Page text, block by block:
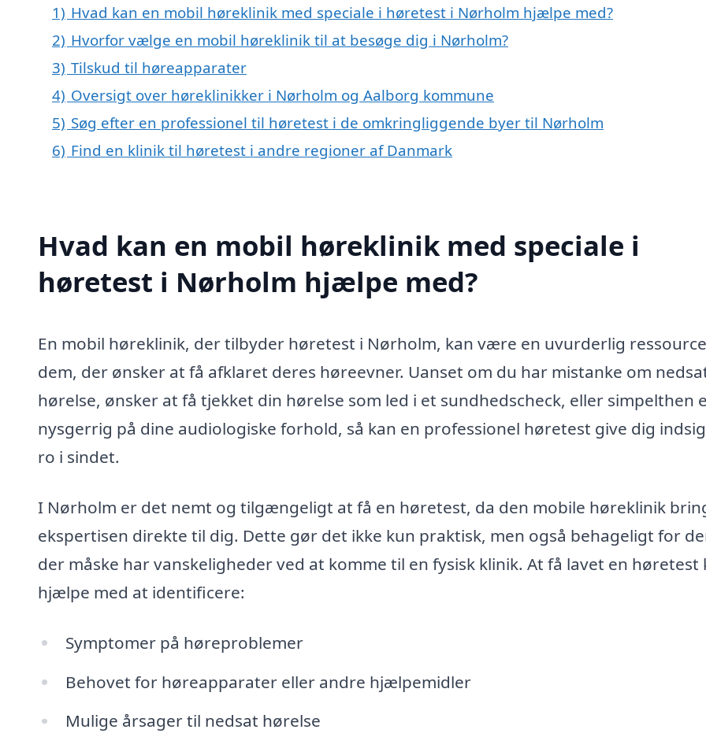
1) Hvad kan en mobil høreklinik med speciale i høretest i Nørholm hjælpe med?
2) Hvorfor vælge en mobil høreklinik til at besøge dig i Nørholm?
3) Tilskud til høreapparater
4) Oversigt over høreklinikker i Nørholm og Aalborg kommune
5) Søg efter en professionel til høretest i de omkringliggende byer til Nørholm
6) Find en klinik til høretest i andre regioner af Danmark
Hvad kan en mobil høreklinik med speciale i
høretest i Nørholm hjælpe med?
En mobil høreklinik, der tilbyder høretest i Nørholm, kan være en uvurderlig
dem, der ønsker at få afklaret deres høreevner. Uanset om du har mistanke om
hørelse, ønsker at få tjekket din hørelse som led i et sundhedscheck, eller simpelthen
nysgerrig på dine audiologiske forhold, så kan en professionel høretest give dig
ro i sindet.
I Nørholm er det nemt og tilgængeligt at få en høretest, da den mobile høreklinik
ekspertisen direkte til dig. Dette gør det ikke kun praktisk, men også behageligt for
der måske har vanskeligheder ved at komme til en fysisk klinik. At få lavet en høretest
hjælpe med at identificere:
Symptomer på høreproblemer
Behovet for høreapparater eller andre hjælpemidler
Mulige årsager til nedsat hørelse